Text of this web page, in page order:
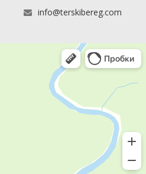
info@terskibereg.com